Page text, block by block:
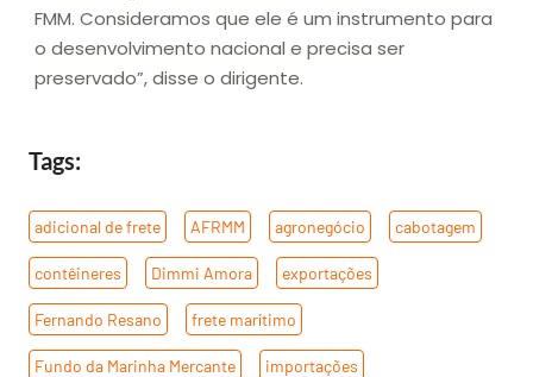
FMM. Consideramos que ele é um instrumento para
o desenvolvimento nacional e precisa ser
preservado”, disse o dirigente.
Tags:
adicional de frete AFRMM agronegócio cabotagem
contêineres Dimmi Amora exportações
Fernando Resano frete marítimo
Fundo da Marinha Mercante importações